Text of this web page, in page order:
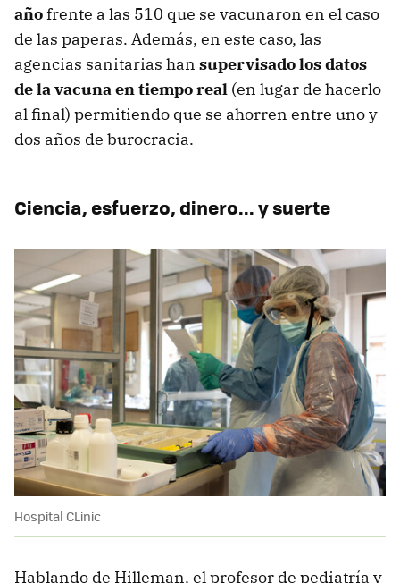
añofrente a las 510 que se vacunaron en el caso
de las paperas. Además, en este caso, las
agencias sanitarias han supervisado los datos
de la vacuna en tiempo real (en lugar de hacerlo
al final) permitiendo que se ahorren entre uno y
dos años de burocracia.
Ciencia, esfuerzo, dinero... y suerte
Hospital CLinic
Hablando de Hilleman, el profesor de pediatría y